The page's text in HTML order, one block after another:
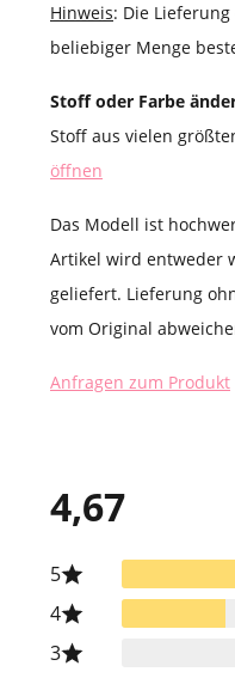
Hinweis: Die
beliebiger Menge
Stoff oder Farbe
Stoff aus vielen
öffnen
Das Modell ist
Artikel wird entweder
geliefert. Lieferung
vom Original
Anfragen zum Produkt
4,67
5
4
3